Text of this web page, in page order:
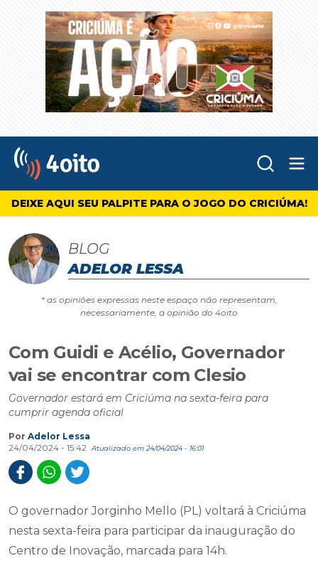
4oito
DEIXE AQUI SEU PALPITE PARA O JOGO DO CRICIÚMA!
BLOG
ADELOR LESSA
* as opiniões expressas neste espaço não representam,
necessariamente, a opinião do 4oito
Com Guidi e Acélio, Governador
vai se encontrar com Clesio
Governador estará em Criciúma na sexta-feira para
cumprir agenda oficial
Por Adelor Lessa
24/04/2024 - 15:42
Atualizado em 24/04/2024 - 16:01
O governador Jorginho Mello (PL) voltará à Criciúma
nesta sexta-feira para participar da inauguração do
Centro de Inovação, marcada para 14h.